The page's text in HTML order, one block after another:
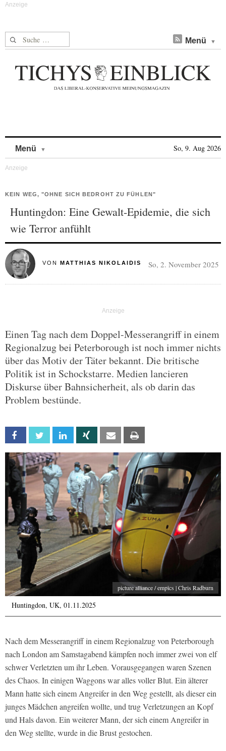
Suche nach: Menü
Menü So, 9. Aug 2026
KEIN WEG, "OHNE SICH BEDROHT ZU FÜHLEN"
Huntingdon: Eine Gewalt-Epidemie, die sich
wie Terror anfühlt
VON MATTHIAS NIKOLAIDIS So, 2. November 2025
Einen Tag nach dem Doppel-Messerangriff in einem
Regionalzug bei Peterborough ist noch immer nichts
über das Motiv der Täter bekannt. Die britische
Politik ist in Schockstarre. Medien lancieren
Diskurse über Bahnsicherheit, als ob darin das
Problem bestünde.
Facebook Twitter Linkedin Xing Email
picture alliance / empics | Chris Radburn
Huntingdon, UK, 01.11.2025
Nach dem Messerangriff in einem Regionalzug von Peterborough
nach London am Samstagabend kämpfen noch immer zwei von elf
schwer Verletzten um ihr Leben. Vorausgegangen waren Szenen
des Chaos. In einigen Waggons war alles voller Blut. Ein älterer
Mann hatte sich einem Angreifer in den Weg gestellt, als dieser ein
junges Mädchen angreifen wollte, und trug Verletzungen an Kopf
und Hals davon. Ein weiterer Mann, der sich einem Angreifer in
den Weg stellte, wurde in die Brust gestochen.